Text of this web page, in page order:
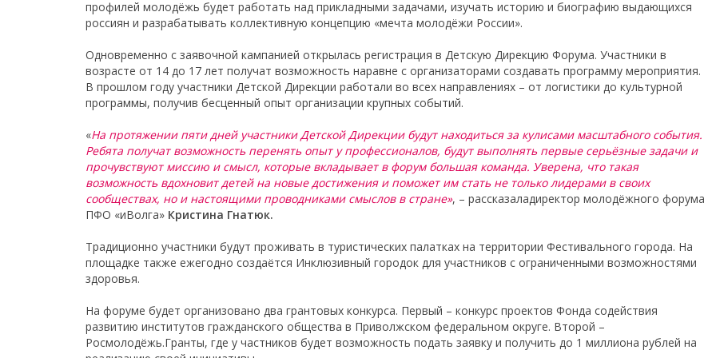
профилей молодёжь будет работать над прикладными задачами, изучать историю и биографию выдающихся
россиян и разрабатывать коллективную концепцию «мечта молодёжи России».
Одновременно с заявочной кампанией открылась регистрация в Детскую Дирекцию Форума. Участники в
возрасте от 14 до 17 лет получат возможность наравне с организаторами создавать программу мероприятия.
В прошлом году участники Детской Дирекции работали во всех направлениях – от логистики до культурной
программы, получив бесценный опыт организации крупных событий.
«На протяжении пяти дней участники Детской Дирекции будут находиться за кулисами масштабного события.
Ребята получат возможность перенять опыт у профессионалов, будут выполнять первые серьёзные задачи и
прочувствуют миссию и смысл, которые вкладывает в форум большая команда. Уверена, что такая
возможность вдохновит детей на новые достижения и поможет им стать не только лидерами в своих
сообществах, но и настоящими проводниками смыслов в стране», – рассказаладиректор молодёжного форума
ПФО «иВолга» Кристина Гнатюк.
Традиционно участники будут проживать в туристических палатках на территории Фестивального города. На
площадке также ежегодно создаётся Инклюзивный городок для участников с ограниченными возможностями
здоровья.
На форуме будет организовано два грантовых конкурса. Первый – конкурс проектов Фонда содействия
развитию институтов гражданского общества в Приволжском федеральном округе. Второй –
Росмолодёжь.Гранты, где у частников будет возможность подать заявку и получить до 1 миллиона рублей на